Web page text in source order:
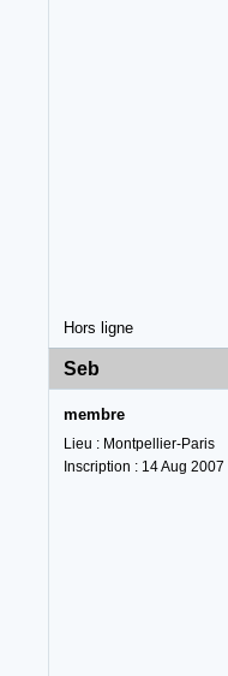
Hors ligne
Seb
membre
Lieu : Montpellier-Paris
Inscription : 14 Aug 2007